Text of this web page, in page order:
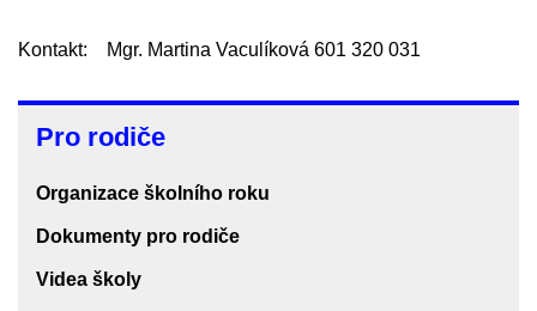
Pro
rodiče
Pro rodiče
Organizace školního roku
Dokumenty pro rodiče
Videa školy
Kontakt: Mgr. Martina Vaculíková 601 320 031